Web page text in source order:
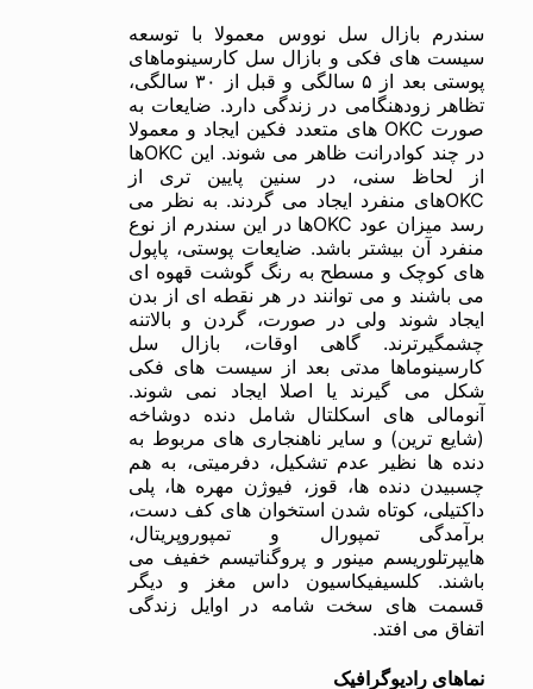
سندرم بازال سل نووس معمولا با توسعه
سیست های فکی و بازال سل کارسینوماهای
پوستی بعد از ۵ سالگی و قبل از ۳۰ سالگی،
تظاهر زودهنگامی در زندگی دارد. ضایعات به
صورت OKC های متعدد فکین ایجاد و معمولا
در چند کوادرانت ظاهر می شوند. این OKCها
از لحاظ سنی، در سنین پایین تری از
OKCهای منفرد ایجاد می گردند. به نظر می
رسد میزان عود OKCها در این سندرم از نوع
منفرد آن بیشتر باشد. ضایعات پوستی، پاپول
های کوچک و مسطح به رنگ گوشت قهوه ای
می باشند و می توانند در هر نقطه ای از بدن
ایجاد شوند‌ ولی در صورت، گردن و بالاتنه
چشمگیرترند. گاهی اوقات، بازال سل
کارسینوماها مدتی بعد از سیست های فکی
شکل می گیرند یا اصلا ایجاد نمی شوند.
آنومالی های اسکلتال شامل دنده دوشاخه
(شایع ترین) و سایر ناهنجاری های مربوط به
دنده ها نظیر عدم تشکیل، دفرمیتی، به هم
چسبیدن دنده ها، قوز، فیوژن مهره ها، پلی
داکتیلی، کوتاه شدن استخوان های کف دست،
برآمدگی تمپورال و تمپوروپریتال،
هایپرتلوریسم مینور و پروگناتیسم خفیف می
باشند. کلسیفیکاسیون داس مغز و دیگر
قسمت های سخت شامه در اوایل زندگی
اتفاق می افتد.
نماهای رادیوگرافیک